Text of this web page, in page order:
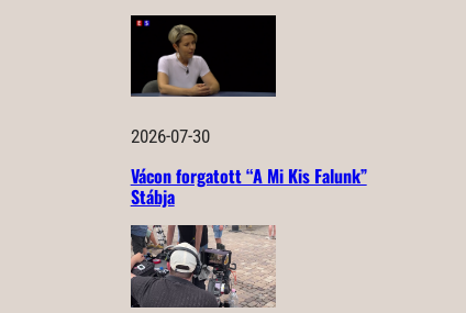
2026-07-30
Vácon forgatott “A Mi Kis Falunk”
Stábja